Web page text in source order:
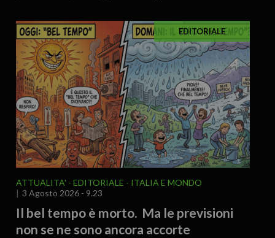
EDITORIALE
ATTUALITA' EDITORIALE
ITALIA E MONDO
3 Agosto 2026 - 9.23
Il bel tempo è morto. Ma le previsioni
non se ne sono ancora accorte